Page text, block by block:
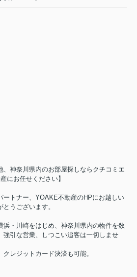
、神奈川県内のお部屋探しならクチコミエ
にお任せください】
ートナー、YOAKE不動産のHPにお越しい
うございます。
浜・川崎をはじめ、神奈川県内の物件を数
強引な営業、しつこい追客は一切しませ
レジットカード決済も可能。